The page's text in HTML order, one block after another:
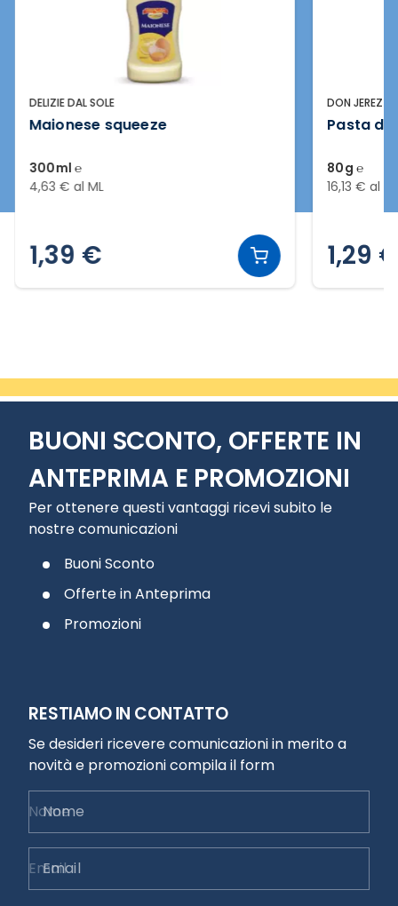
DELIZIE DAL SOLE
Maionese squeeze
300ml ℮
4,63 € al ML
1,39 €
DON JEREZ
Pasta di
80g ℮
16,13 € al
1,29 €
BUONI SCONTO, OFFERTE IN
ANTEPRIMA E PROMOZIONI
Per ottenere questi vantaggi ricevi subito le
nostre comunicazioni
Buoni Sconto
Offerte in Anteprima
Promozioni
RESTIAMO IN CONTATTO
Se desideri ricevere comunicazioni in merito a
novità e promozioni compila il form
Nome
Email